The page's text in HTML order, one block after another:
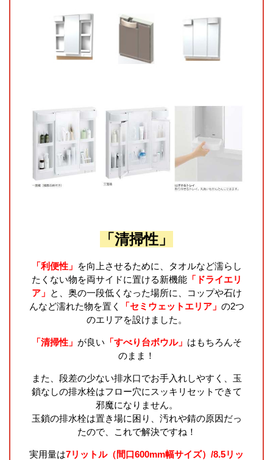
「清掃性」
「利便性」 を向上させるために、タオルなど濡らし
たくない物を両サイドに置ける新機能「ドライエリ
ア」 と、奥の一段低くなった場所に、コップや石け
んなど濡れた物を置く
「セミウェットエリア」 の2つ
のエリアを設けました。
「清掃性」 が良い 「すべり台ボウル」 はもちろんそ
のまま！
また、段差の少ない排水口でお手入れしやすく、玉
鎖なしの排水栓はフロー穴にスッキリセットできて
邪魔になりません。
玉鎖の排水栓は置き場に困り、汚れや錆の原因だっ
たので、これで解決ですね！
実用量は7リットル（間口600mm幅サイズ）/8.5リッ